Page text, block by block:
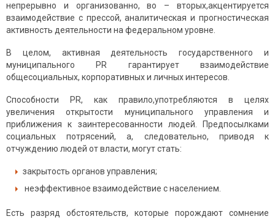
непрерывно и организованно, во – вторых,акцентируется
взаимодействие с прессой, аналитическая и прогностическая
активность деятельности на федеральном уровне.
В целом, активная деятельность государственного и
муниципального PR гарантирует взаимодействие
общесoциальных, корпоративных и личных интересов.
Способности PR, как правило,употребляются в целях
увеличения открытости муниципального управления и
приближения к заинтересованности людей. Предпосылками
социальных потрясений, а, следовательно, приводя к
отчуждению людей от власти, могут стать:
закрытость органов управления;
неэффективное взаимодействие с населением.
Есть разряд обстоятельств, которые порождают сомнение